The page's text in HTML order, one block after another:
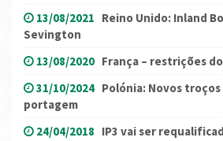
13/08/2021 Reino Unido: Inland
Sevington
13/08/2020 França – restrições
31/10/2024 Polónia: Novos
portagem
24/04/2018 IP3 vai ser